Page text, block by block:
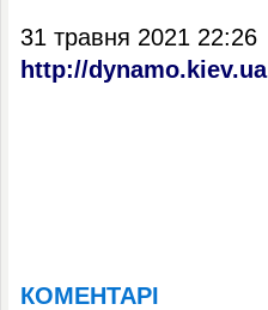
31 травня 2021 22:26
http://dynamo.kiev.ua
КОМЕНТАРІ